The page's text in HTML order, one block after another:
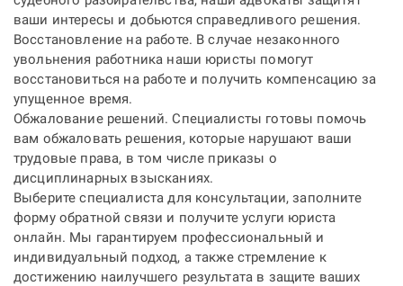
ваши интересы и добьются справедливого решения.
Восстановление на работе. В случае незаконного
увольнения работника наши юристы помогут
восстановиться на работе и получить компенсацию за
упущенное время.
Обжалование решений. Специалисты готовы помочь
вам обжаловать решения, которые нарушают ваши
трудовые права, в том числе приказы о
дисциплинарных взысканиях.
Выберите специалиста для консультации, заполните
форму обратной связи и получитеуслуги юриста
онлайн. Мы гарантируем профессиональный и
индивидуальный подход, а также стремление к
достижению наилучшего результата в защите ваших